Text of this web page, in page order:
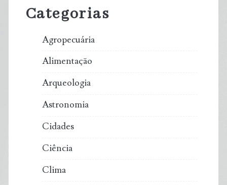
Categorias
Agropecuária
Alimentação
Arqueologia
Astronomia
Cidades
Ciência
Clima